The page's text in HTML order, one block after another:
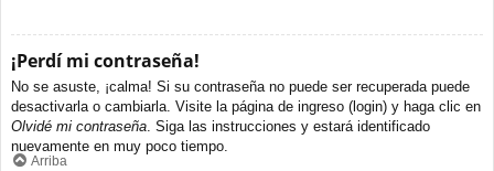
¡Perdí mi contraseña!
No se asuste, ¡calma! Si su contraseña no puede ser recuperada puede
desactivarla o cambiarla. Visite la página de ingreso (login) y haga clic en
Olvidé mi contraseña . Siga las instrucciones y estará identificado
nuevamente en muy poco tiempo.
Arriba